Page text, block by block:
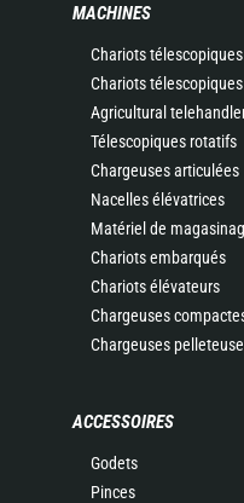
MACHINES
Chariots
Chariots
Agricultural
Télescopiques rotatifs
Chargeuses articulées
Nacelles élévatrices
Matériel de
Chariots embarqués
Chariots élévateurs
Chargeuses
Chargeuses
ACCESSOIRES
Godets
Pinces